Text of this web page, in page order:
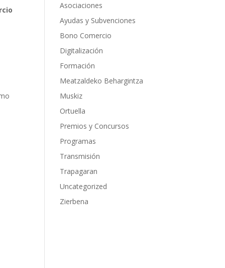
Asociaciones
Ayudas y Subvenciones
Bono Comercio
Digitalización
Formación
Meatzaldeko Behargintza
Muskiz
Ortuella
Premios y Concursos
Programas
Transmisión
Trapagaran
Uncategorized
Zierbena